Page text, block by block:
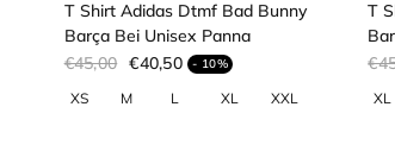
T Shirt Adidas Dtmf Bad Bunny
Barça Bei Unisex Panna
€45,00 €40,50 - 10%
T